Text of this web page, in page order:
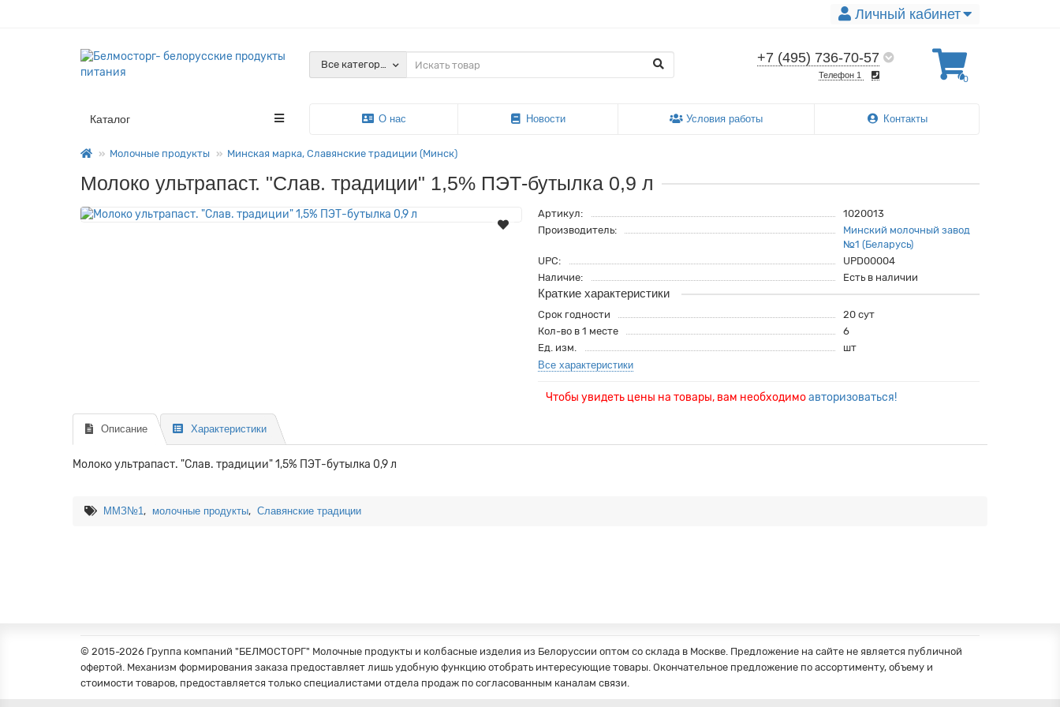
Личный кабинет
+7 (495) 736-70-57
Телефон 1 0
Все категории
Каталог О нас Новости Условия работы Контакты
Молочные продукты Минская марка, Славянские традиции (Минск)
Молоко ультрапаст. "Слав. традиции" 1,5% ПЭТ-бутылка 0,9 л
Артикул:
1020013
Производитель:
Минский молочный завод
№1 (Беларусь)
UPC:
UPD00004
Наличие:
Есть в наличии
Краткие характеристики
Срок годности
20 сут
Кол-во в 1 месте
6
Ед. изм.
шт
Все характеристики
Чтобы увидеть цены на товары, вам необходимоавторизоваться!
Описание Характеристики
Молоко ультрапаст. "Слав. традиции" 1,5% ПЭТ-бутылка 0,9 л
ММЗ№1, молочные продукты, Славянские традиции
© 2015-2026 Группа компаний "БЕЛМОСТОРГ" Молочные продукты и колбасные изделия из Белоруссии оптом со склада в Москве. Предложение на сайте не является публичной
офертой. Механизм формирования заказа предоставляет лишь удобную функцию отобрать интересующие товары. Окончательное предложение по ассортименту, объему и
стоимости товаров, предоставляется только специалистами отдела продаж по согласованным каналам связи.